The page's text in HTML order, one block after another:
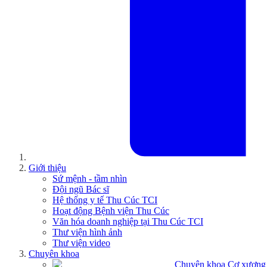
Giới thiệu
Sứ mệnh - tầm nhìn
Đội ngũ Bác sĩ
Hệ thống y tế Thu Cúc TCI
Hoạt động Bệnh viện Thu Cúc
Văn hóa doanh nghiệp tại Thu Cúc TCI
Thư viện hình ảnh
Thư viện video
Chuyên khoa
Chuyên khoa Cơ